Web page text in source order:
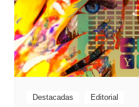
Destacadas Editorial